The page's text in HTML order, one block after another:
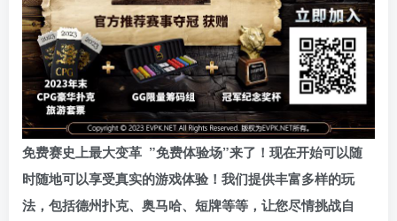
免费赛史上最大变革 ”免费体验场”来了！ 现在开始可以随
时随地可以享受真实的游戏体验！我们提供丰富多样的玩
法，包括德州扑克、奥马哈、短牌等等，让您尽情挑战自